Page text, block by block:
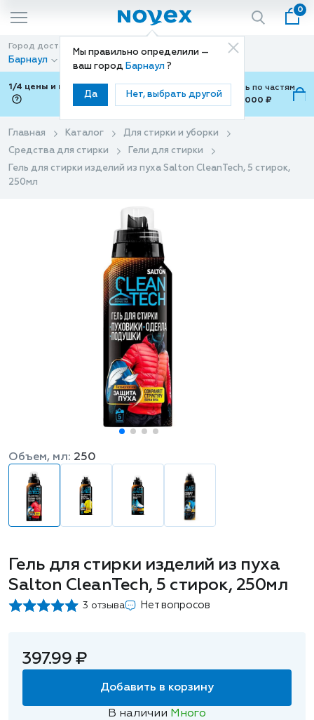
Мы правильно определили —
ваш город Барнаул ?
Да Нет, выбрать другой
0
Город доставки
Барнаул
Способ доставки
Доставка
1/4 цены и покупки ваши с Подели
Можно оплатить по частям
от 700 ₽ до 15,000 ₽
Главная Каталог
Для стирки и уборки
Средства для стирки
Гели для стирки
Гель для стирки изделий из пуха Salton CleanTech, 5 стирок,
250мл
Гель для стирки изделий из пуха
Salton CleanTech, 5 стирок, 250мл
3 отзыва Нет вопросов
Объем, мл: 250
397.99 ₽
Добавить в корзину
В наличии Много